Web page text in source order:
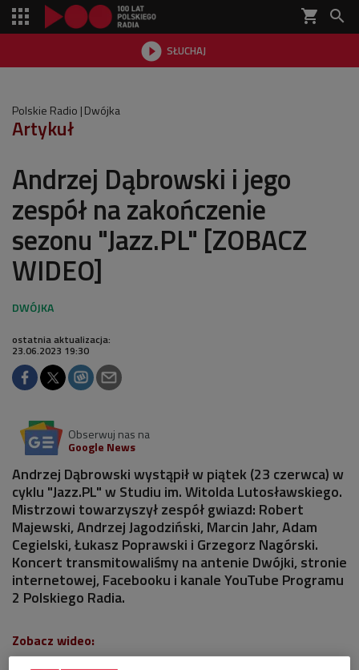
shopping_cart 
 SŁUCHAJ

Polskie Radio Dwójka
Artykuł
Andrzej Dąbrowski i jego
zespół na zakończenie
sezonu "Jazz.PL" [ZOBACZ
WIDEO]
ostatnia aktualizacja:
23.06.2023 19:30
Obserwuj nas na
Google News
Andrzej Dąbrowski wystąpił w piątek (23 czerwca) w
cyklu "Jazz.PL" w Studiu im. Witolda Lutosławskiego.
Mistrzowi towarzyszył zespół gwiazd: Robert
Majewski, Andrzej Jagodziński, Marcin Jahr, Adam
Cegielski, Łukasz Poprawski i Grzegorz Nagórski.
Koncert transmitowaliśmy na antenie Dwójki, stronie
internetowej, Facebooku i kanale YouTube Programu
2 Polskiego Radia.
Zobacz wideo: